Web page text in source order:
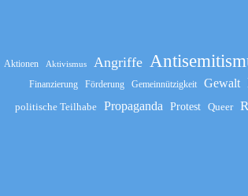
Aktionen Aktivismus Angriffe
Finanzierung Förderung Gemeinnützigkeit Gewalt
politische Teilhabe Propaganda Protest Queer